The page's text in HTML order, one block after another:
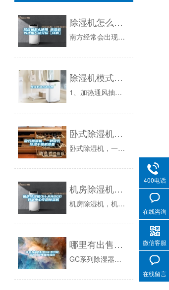
除湿机怎么使用 除湿机的使用方法介绍【详解】
南方经常会出现潮湿的回南天，这时候除湿机就登场啦。所谓除湿机，就是由风扇将潮湿空气抽入机内，通过热交换器，将处理过后的干燥空气排出机外。本文...
除湿机模式怎么用
1、加热通风抽湿：加热通风抽湿是通过加热空气的办法，使其相对湿度Φ值降低，应用这种方法抽湿投资少，运行费用低，但只能降低相对湿度，而不能降低...
卧式除湿机，一种卧式除湿干燥机设备
卧式除湿机，一种卧式除湿干燥机新闻资讯：卧式除湿机的优点：除湿面积大、低能耗、美观轻巧，可以放置地上直接使用，或悬挂于墙体，可以吊顶安装几乎...
机房除湿机DH-8480D 数据中心专用除湿机
机房除湿机，机组采用碳钢金属框架结构，不锈钢接水盘，可根据要求做50度耐高温工艺设计，设计工艺满足数据机房使用规范要求，机型结构简约大方，机...
哪里有出售好的GC系列除湿器｜配电箱除湿仪
GC系列除湿器就选共创科技专注技术创新与用户需求的有机结合，共创科技重视技术创新的力量，积极收集用户不同需求。公司以GC系列除湿器为主导产品...
400电话
在线咨询
微信客服
在线留言